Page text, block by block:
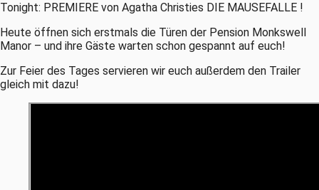
Tonight: PREMIERE von Agatha Christies DIE MAUSEFALLE !
Heute öffnen sich erstmals die Türen der Pension Monkswell
Manor – und ihre Gäste warten schon gespannt auf euch!
Zur Feier des Tages servieren wir euch außerdem den Trailer
gleich mit dazu!